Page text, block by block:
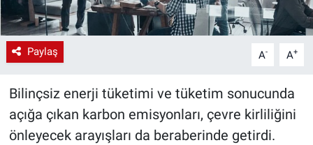
Paylaş A- A+
Bilinçsiz enerji tüketimi ve tüketim sonucunda
açığa çıkan karbon emisyonları, çevre kirliliğini
önleyecek arayışları da beraberinde getirdi.